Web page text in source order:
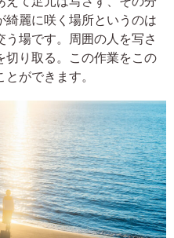
麗に咲く場所というのは
う場です。周囲の人を写さ
切り取る。この作業をこの
ができます。